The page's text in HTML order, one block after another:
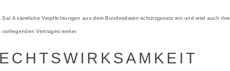
sämtliche Verpflichtungen aus dem Bundesdaten-schutzgesetz ein und wird auch ihre
Vertrages weiter.